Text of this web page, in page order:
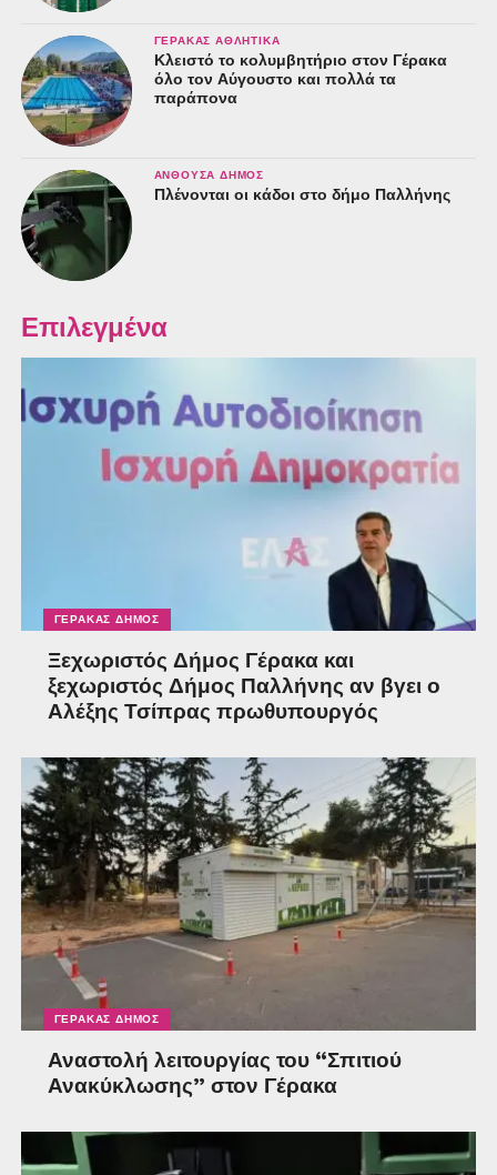
ΓΈΡΑΚΑΣ ΑΘΛΗΤΙΚΆ
Κλειστό το κολυμβητήριο στον Γέρακα
όλο τον Αύγουστο και πολλά τα
παράπονα
ΑΝΘΟΎΣΑ ΔΉΜΟΣ
Πλένονται οι κάδοι στο δήμο Παλλήνης
Επιλεγμένα
ΓΈΡΑΚΑΣ ΔΉΜΟΣ
Ξεχωριστός Δήμος Γέρακα και
ξεχωριστός Δήμος Παλλήνης αν βγει ο
Αλέξης Τσίπρας πρωθυπουργός
ΓΈΡΑΚΑΣ ΔΉΜΟΣ
Αναστολή λειτουργίας του “Σπιτιού
Ανακύκλωσης” στον Γέρακα